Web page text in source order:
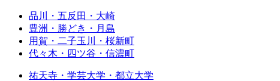
品川・五反田・大崎
豊洲・勝どき・月島
用賀・二子玉川・桜新町
代々木・四ツ谷・信濃町
祐天寺・学芸大学・都立大学